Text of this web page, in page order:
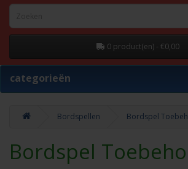
0 product(en) - €0,00
categorieën
Bordspellen Bordspel
Bordspel